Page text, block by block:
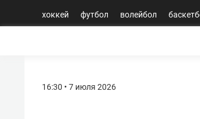
хоккей футбол волейбол
16:30 • 7 июля 2026